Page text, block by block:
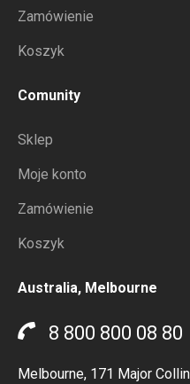
Zamówienie
Koszyk
Comunity
Sklep
Moje konto
Zamówienie
Koszyk
Australia, Melbourne
8 800 800 08 80
Melbourne, 171 Major